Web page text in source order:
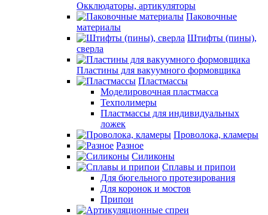
Окклюдаторы, артикуляторы
Паковочные
материалы
Штифты (пины),
сверла
Пластины для вакуумного формовщика
Пластмассы
Моделировочная пластмасса
Техполимеры
Пластмассы для индивидуальных
ложек
Проволока, кламеры
Разное
Силиконы
Сплавы и припои
Для бюгельного протезирования
Для коронок и мостов
Припои